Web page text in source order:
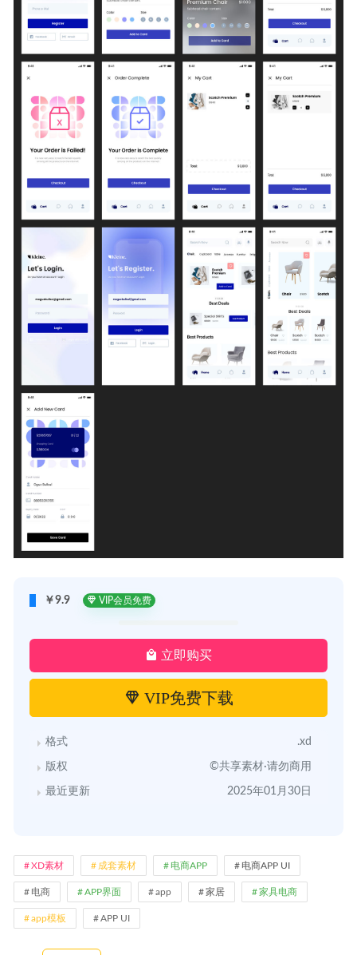
￥9.9 VIP会员免费
立即购买
VIP免费下载
格式 .xd
版权 ©共享素材·请勿商用
最近更新 2025年01月30日
XD素材 成套素材 电商APP 电商APP UI
电商 APP界面 app 家居 家具电商
app模板 APP UI